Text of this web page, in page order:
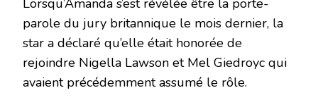
Lorsqu’Amanda s’est révélée être la porte-
parole du jury britannique le mois dernier, la
star a déclaré qu’elle était honorée de
rejoindre Nigella Lawson et Mel Giedroyc qui
avaient précédemment assumé le rôle.